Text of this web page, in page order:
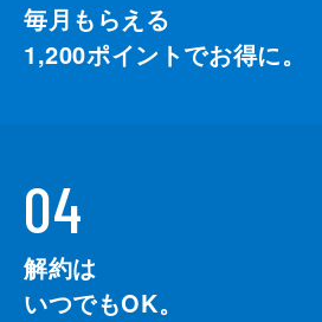
毎月もらえる
1,200ポイントでお得に。
04
解約は
いつでもOK。